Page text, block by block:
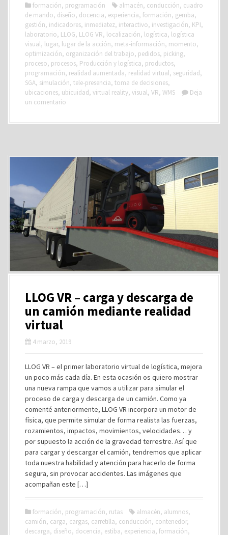
formación, programación almacén, conducción, cuadro
de mando, diseño, docencia, experiencia, formación, gemba,
gestión, indicadores, inmediatez, interactivo, investigación, KPI,
laboratorio, LLOG, LLOG VR, localización, logística, logística
visual, lugar, lugar de la acción, meta-información, momento,
optimización, organización del trabajo, pedidos, picking,
proceso, procesos, Producción y logística, productos,
programación, realidad aumentada, realidad virtual, seguridad,
SGA, simulación, tele-presencia, toma de decisiones,
ubicaciones, ubicuidad, virtual reality, visual, VR, WMS
Deja
un comentario
LLOG VR – carga y descarga de
un camión mediante realidad
virtual
4 marzo, 2019
LLOG VR – el primer laboratorio virtual de logística, mejora
un poco más cada día. En esta ocasión os quiero mostrar
una nueva rampa que vamos a utilizar para simular el
proceso de carga y descarga de un camión. Como ya
comenté anteriormente, LLOG VR incorpora un motor de
física, que permite simular de forma realista las fuerzas,
rozamientos, impactos, movimientos, velocidades… y
por supuesto la acción de la gravedad terrestre. Así que
para cargar y descargar el camión, tendremos que aplicar
toda nuestra habilidad y atención para hacerlo de forma
segura, sin provocar accidentes. Las imágenes que
acompañan este […]
formación, programación, rutas almacén, alumnos,
camión, carga, cargas, carretilla, conducción, contenedor,
descarga, diseño, docencia, estiba, experiencia, formación,